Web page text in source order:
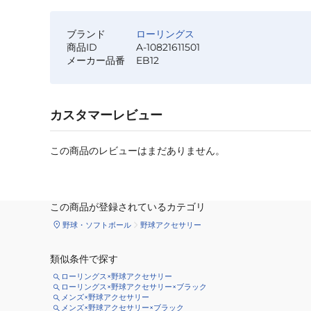
ブランド
ローリングス
商品ID
A-10821611501
メーカー品番
EB12
カスタマーレビュー
この商品のレビューはまだありません。
この商品が登録されているカテゴリ
野球・ソフトボール 野球アクセサリー
類似条件で探す
ローリングス×野球アクセサリー
ローリングス×野球アクセサリー×ブラック
メンズ×野球アクセサリー
メンズ×野球アクセサリー×ブラック